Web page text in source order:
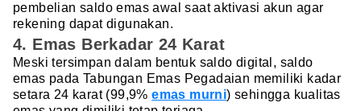
pembelian saldo emas awal saat aktivasi akun agar
rekening dapat digunakan.
4. Emas Berkadar 24 Karat
Meski tersimpan dalam bentuk saldo digital, saldo
emas pada Tabungan Emas Pegadaian memiliki kadar
setara 24 karat (99,9%emas murni) sehingga kualitas